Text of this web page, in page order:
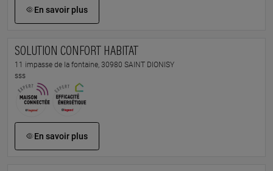
En savoir plus
SOLUTION CONFORT HABITAT
11 impasse de la fontaine, 30980 SAINT DIONISY
sss
En savoir plus